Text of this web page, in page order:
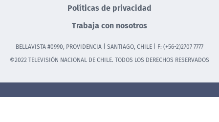
Políticas de privacidad
Trabaja con nosotros
BELLAVISTA #0990, PROVIDENCIA | SANTIAGO, CHILE | F: (+56-2)2707 7777
©2022 TELEVISIÓN NACIONAL DE CHILE. TODOS LOS DERECHOS RESERVADOS